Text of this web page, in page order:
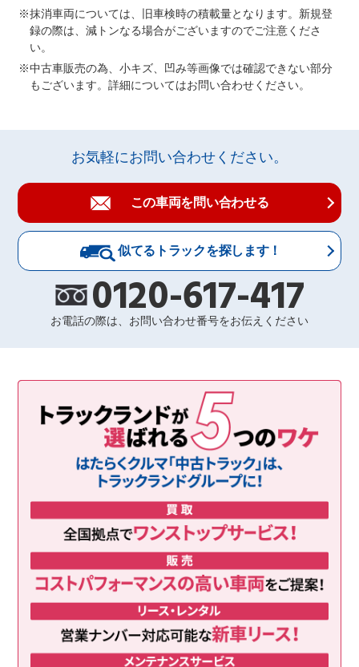
抹消車両については、旧車検時の積載量となります。新規登
録の際は、減トンなる場合がございますのでご注意くださ
い。
中古車販売の為、小キズ、凹み等画像では確認できない部分
もございます。詳細についてはお問い合わせください。
お気軽にお問い合わせください。
この車両を問い合わせる
似てるトラックを探します！
0120-617-417
お電話の際は、お問い合わせ番号をお伝えください